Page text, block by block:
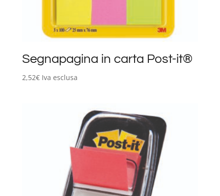
Segnapagina in carta Post-it®
2,52€ Iva esclusa